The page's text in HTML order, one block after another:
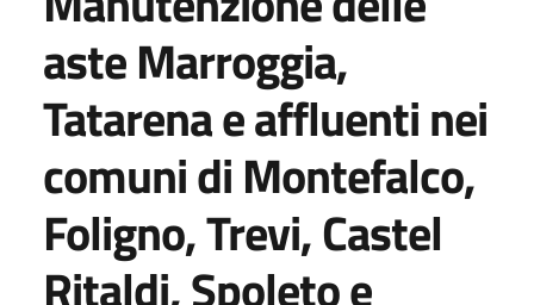
aste Marroggia,
Tatarena e affluenti nei
comuni di Montefalco,
Foligno, Trevi, Castel
Ritaldi, Spoleto e